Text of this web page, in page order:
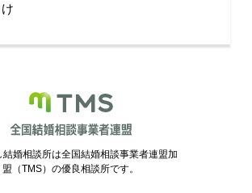
結婚相談所は全国結婚相談事業者連盟加
盟（TMS）の優良相談所です。